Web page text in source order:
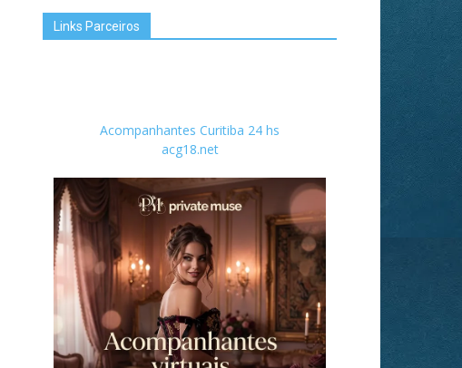
Links Parceiros
Acompanhantes Curitiba 24 hs
acg18.net